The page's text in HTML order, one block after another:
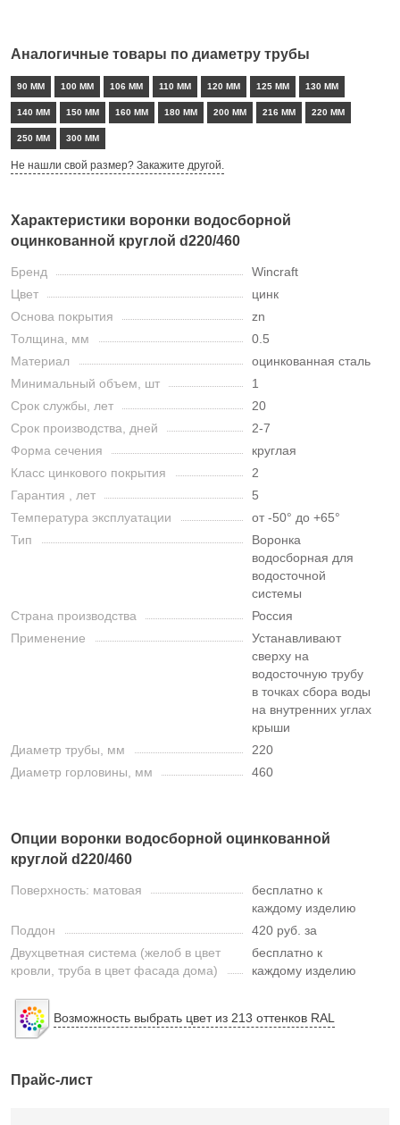
Аналогичные товары по диаметру трубы
90 ММ 100 ММ 106 ММ 110 ММ 120 ММ 125 ММ 130 ММ
140 ММ 150 ММ 160 ММ 180 ММ 200 ММ 216 ММ 220 ММ
250 ММ 300 ММ
Не нашли свой размер? Закажите другой.
Характеристики воронки водосборной
оцинкованной круглой d220/460
Бренд
Wincraft
Цвет
цинк
Основа покрытия
zn
Толщина, мм
0.5
Материал
оцинкованная сталь
Минимальный объем, шт
1
Срок службы, лет
20
Срок производства, дней
2-7
Форма сечения
круглая
Класс цинкового покрытия
2
Гарантия , лет
5
Температура эксплуатации
от -50° до +65°
Тип
Воронка
водосборная для
водосточной
системы
Страна производства
Россия
Применение
Устанавливают
сверху на
водосточную трубу
в точках сбора воды
на внутренних углах
крыши
Диаметр трубы, мм
220
Диаметр горловины, мм
460
Опции воронки водосборной оцинкованной
круглой d220/460
Поверхность: матовая
бесплатно к
каждому изделию
Поддон
420 руб. за
Двухцветная система (желоб в цвет
кровли, труба в цвет фасада дома)
бесплатно к
каждому изделию
Возможность выбрать цвет из 213 оттенков RAL
Прайс-лист